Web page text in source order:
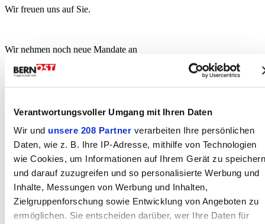
Verantwortungsvoller Umgang mit Ihren Daten
Wir und unsere 208 Partner verarbeiten Ihre persönlichen
Daten, wie z. B. Ihre IP-Adresse, mithilfe von Technologien
wie Cookies, um Informationen auf Ihrem Gerät zu speichern
und darauf zuzugreifen und so personalisierte Werbung und
Inhalte, Messungen von Werbung und Inhalten,
Zielgruppenforschung sowie Entwicklung von Angeboten zu
ermöglichen. Sie entscheiden darüber, wer Ihre Daten für
Wir freuen uns auf Sie.
Wir nehmen noch neue Mandate an
Kontakt
079 579 44 60
E-Mail
Statistik
Erstellt: 18.08.2025
Geändert: 19.07.2026
Klicks heute:
Klicks total: